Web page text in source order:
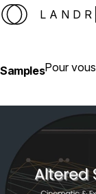
LANDR
SamplesPour vous